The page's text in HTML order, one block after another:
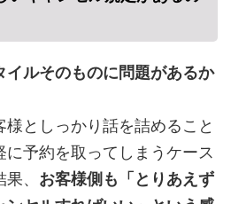
イルそのものに問題があるか
としっかり話を詰めること
予約を取ってしまうケース
、 お客様側も「とりあえず